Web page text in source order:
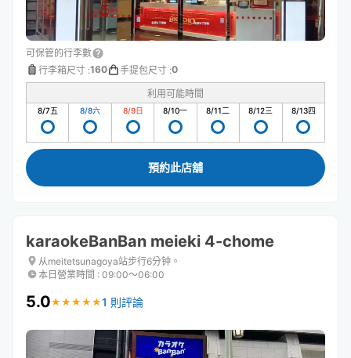
可保管的行李數
行李箱尺寸 :160 手提包尺寸 :0
利用可能時間
8/7五 8/8六 8/9日 8/10一 8/11二 8/12三 8/13四
預約此店舖
karaokeBanBan meieki 4-chome
从meitetsunagoya站步行6分钟。
本日營業時間 : 09:00〜06:00
5.0★ ★ ★ ★ ★
★ ★ ★ ★ ★1 則評論